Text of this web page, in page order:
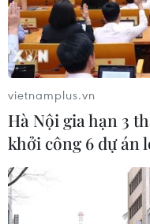
vietnamplus.vn
Hà Nội gia hạn 3
khởi công 6 dự án